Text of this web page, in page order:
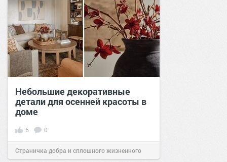
Небольшие декоративные
детали для осенней красоты в
доме
6 0
Страничка добра и сплошного жизненного